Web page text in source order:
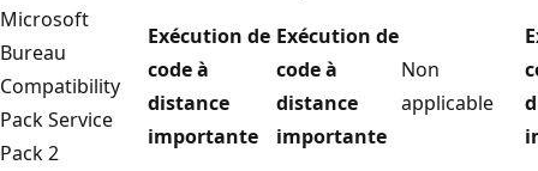
Microsoft
Bureau
Compatibility
Pack Service
Pack 2
Exécution de
code à
distance
importante
Exécution de
code à
distance
importante
Non
applicable